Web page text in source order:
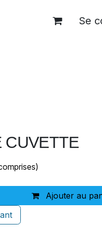
Se
CUVETTE
Ajouter au